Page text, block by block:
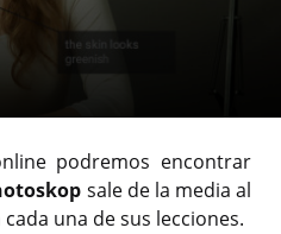
podremos encontrar
sale de la media al
una de sus lecciones.